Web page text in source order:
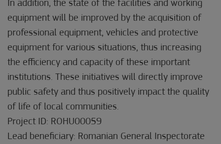
In addition, the state of the facilities and working
equipment will be improved by the acquisition of
professional equipment, vehicles and protective
equipment for various situations, thus increasing
the efficiency and capacity of these important
institutions. These initiatives will directly improve
public safety and thus positively impact the quality
of life of local communities.
Project ID: ROHU00059
Lead beneficiary: Romanian General Inspectorate